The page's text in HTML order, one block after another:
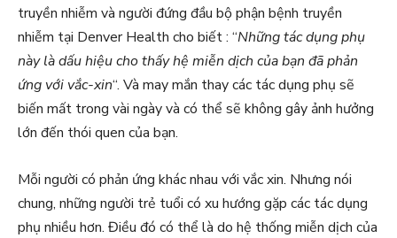
truyền nhiễm và người đứng đầu bộ phận bệnh truyền
nhiễm tại Denver Health cho biết : “Những tác dụng phụ
này là dấu hiệu cho thấy hệ miễn dịch của bạn đã phản
ứng với vắc-xin“. Và may mắn thay các tác dụng phụ sẽ
biến mất trong vài ngày và có thể sẽ không gây ảnh hưởng
lớn đến thói quen của bạn.
Mỗi người có phản ứng khác nhau với vắc xin. Nhưng nói
chung, những người trẻ tuổi có xu hướng gặp các tác dụng
phụ nhiều hơn. Điều đó có thể là do hệ thống miễn dịch của